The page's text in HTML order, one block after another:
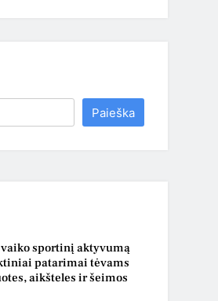
Paieška
sportinį aktyvumą
patarimai tėvams
aikšteles ir šeimos